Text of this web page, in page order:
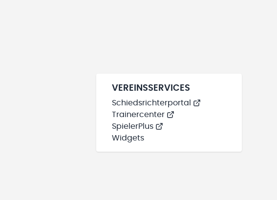
VEREINSSERVICES
Schiedsrichterportal
Trainercenter
SpielerPlus
Widgets